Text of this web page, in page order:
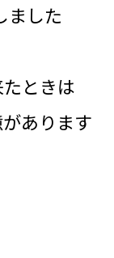
ました
ときは
あります